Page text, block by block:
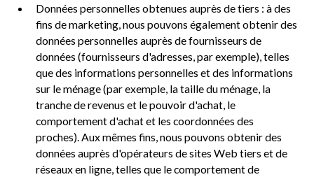
Données personnelles obtenues auprès de tiers : à des
fins de marketing, nous pouvons également obtenir des
données personnelles auprès de fournisseurs de
données (fournisseurs d'adresses, par exemple), telles
que des informations personnelles et des informations
sur le ménage (par exemple, la taille du ménage, la
tranche de revenus et le pouvoir d'achat, le
comportement d'achat et les coordonnées des
proches). Aux mêmes fins, nous pouvons obtenir des
données auprès d'opérateurs de sites Web tiers et de
réseaux en ligne, telles que le comportement de